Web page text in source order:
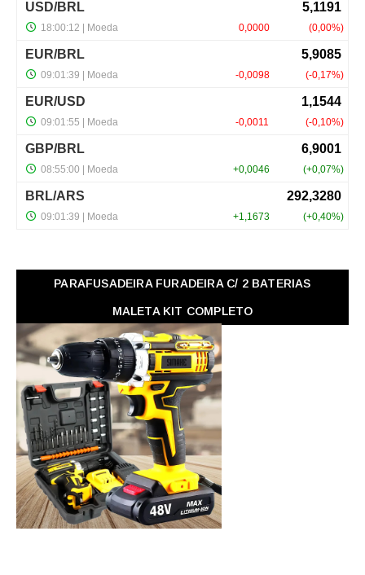
PARAFUSADEIRA FURADEIRA C/ 2 BATERIAS
MALETA KIT COMPLETO